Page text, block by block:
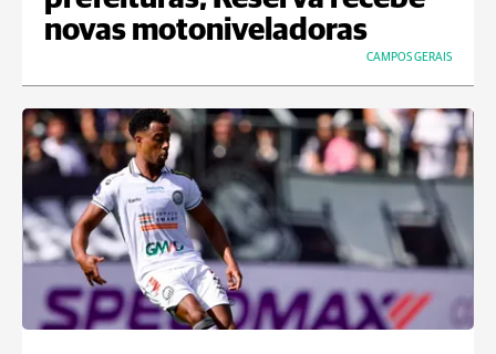
novas motoniveladoras
CAMPOS GERAIS